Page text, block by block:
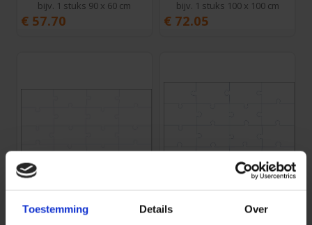
Toestemming Details Over
bijv. 1 stuks 90 x 60 cm
€ 57.70
bijv. 1 stuks 100 x 100 cm
€ 72.05
puzzel 4x4 16:9 puzzel 4x4 3:2